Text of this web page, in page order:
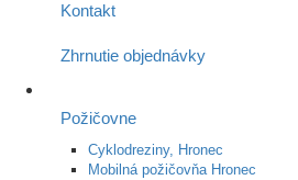
Kontakt
Zhrnutie objednávky
Požičovne
Cyklodreziny, Hronec
Mobilná požičovňa Hronec